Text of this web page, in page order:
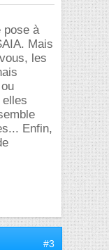
pose à
Mais
les
Enfin,
#3